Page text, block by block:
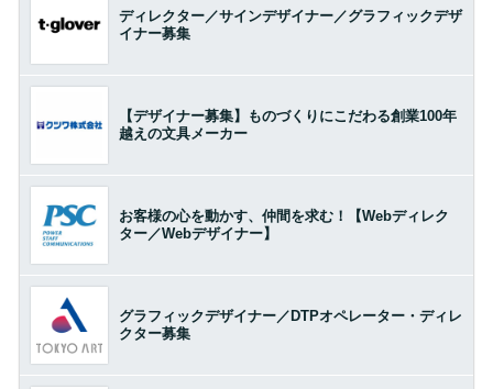
ディレクター／サインデザイナー／グラフィックデザ
イナー募集
【デザイナー募集】ものづくりにこだわる創業100年
越えの文具メーカー
お客様の心を動かす、仲間を求む！【Webディレク
ター／Webデザイナー】
グラフィックデザイナー／DTPオペレーター・ディレ
クター募集